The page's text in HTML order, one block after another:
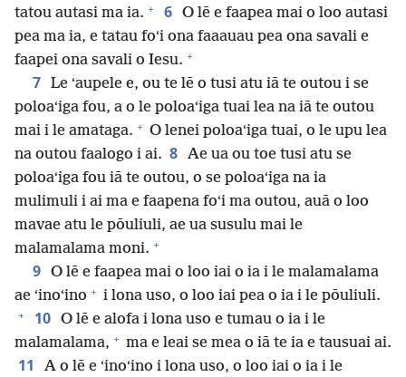
tatou autasi ma ia. + 6 O lē e faapea mai o loo autasi
pea ma ia, e tatau foʻi ona faaauau pea ona savali e
faapei ona savali o Iesu. +
7 Le ʻaupele e, ou te lē o tusi atu iā te outou i se
poloaʻiga fou, a o le poloaʻiga tuai lea na iā te outou
mai i le amataga. + O lenei poloaʻiga tuai, o le upu lea
na outou faalogo i ai. 8 Ae ua ou toe tusi atu se
poloaʻiga fou iā te outou, o se poloaʻiga na ia
mulimuli i ai ma e faapena foʻi ma outou, auā o loo
mavae atu le pōuliuli, ae ua susulu mai le
malamalama moni. +
9 O lē e faapea mai o loo iai o ia i le malamalama
ae ʻinoʻino + i lona uso, o loo iai pea o ia i le pōuliuli.
+ 10 O lē e alofa i lona uso e tumau o ia i le
malamalama, + ma e leai se mea o iā te ia e tausuai ai.
11
A o lē e ʻinoʻino i lona uso, o loo iai o ia i le